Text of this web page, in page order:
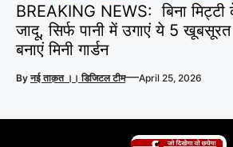
BREAKING NEWS: बिना मिट्टी
जादू, सिर्फ पानी में उगाएं ये 5
बनाएं मिनी गार्डन
Byनई ताक़त ।। डिजिटल टीम—April 25, 2026